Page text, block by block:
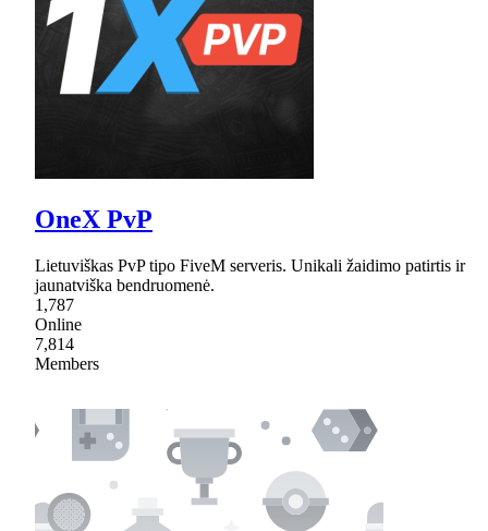
OneX PvP
Lietuviškas PvP tipo FiveM serveris. Unikali žaidimo patirtis ir
jaunatviška bendruomenė.
1,787
Online
7,814
Members